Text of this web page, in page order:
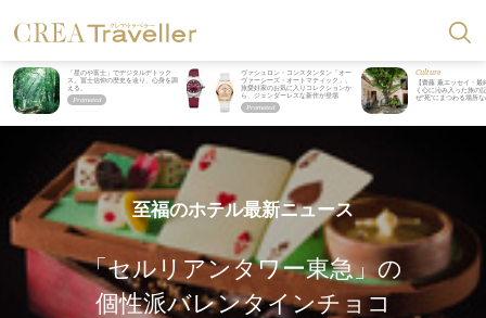
「星のや富士」でデジタルデトック
ス。冨士信仰の歴史を辿り、心身を調
える。
ヴァシュロン・コンスタンタン「オー
ヴァーシーズ・オートマティック」。
旅愛好家のお気に入りコレクションか
ら、ジェンダーレスな新作が登場
Culture
【齋藤 薫エッセイ・最
く心に沁み入った旅の
ぜ“死”にまつわる場所
至福のホテル最新ニュース
「セルリアンタワー東急」の
個性派バレンタインチョコ